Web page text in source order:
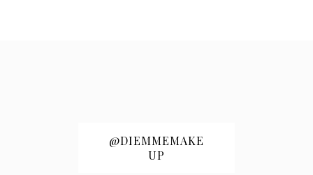
@DIEMMEMAKE
UP